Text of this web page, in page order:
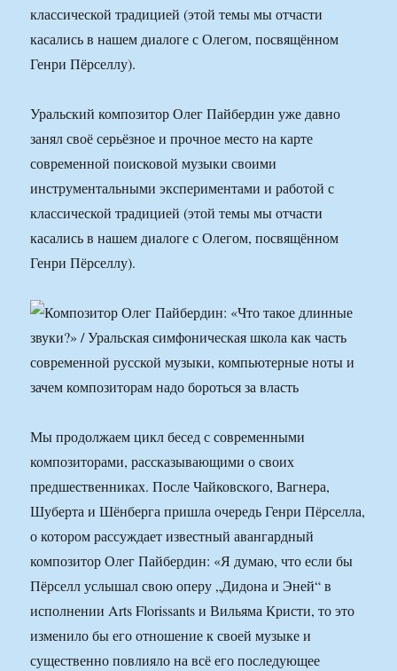
классической традицией (этой темы мы отчасти
касались в нашем диалоге с Олегом, посвящённом
Генри Пёрселлу).
Уральский композитор Олег Пайбердин уже давно
занял своё серьёзное и прочное место на карте
современной поисковой музыки своими
инструментальными экспериментами и работой с
классической традицией (этой темы мы отчасти
касались в нашем диалоге с Олегом, посвящённом
Генри Пёрселлу).
Мы продолжаем цикл бесед с современными
композиторами, рассказывающими о своих
предшественниках. После Чайковского, Вагнера,
Шуберта и Шёнберга пришла очередь Генри Пёрселла,
о котором рассуждает известный авангардный
композитор Олег Пайбердин: «Я думаю, что если бы
Пёрселл услышал свою оперу „Дидона и Эней“ в
исполнении Arts Florissants и Вильяма Кристи, то это
изменило бы его отношение к своей музыке и
существенно повлияло на всё его последующее